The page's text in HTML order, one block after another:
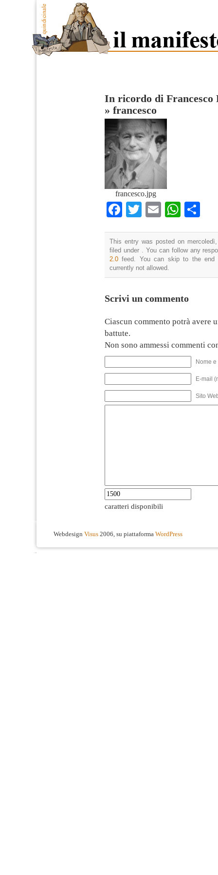
In ricordo di Francesco
» francesco
francesco.jpg
Facebook
TwitterEmail
This entry was posted on
filed under . You can follow any
2.0 feed. You can skip to the end
currently not allowed.
Scrivi un commento
Ciascun commento potrà avere
battute.
Non sono ammessi commenti
Nome
E-mail
Sito
caratteri disponibili
Webdesign Visus 2006, su piattaforma WordPress